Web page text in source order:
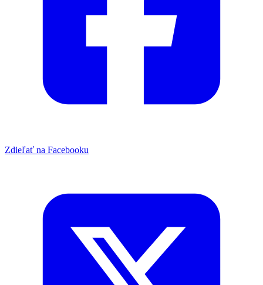
Zdieľať na Facebooku